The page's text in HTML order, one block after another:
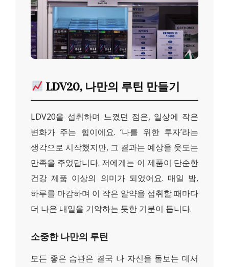
LDV20, 나만의 루틴 만들기
LDV20을 섭취하며 느꼈던 점은, 일상에 작은
변화가 주는 힘이에요. ‘나를 위한 투자’라는
생각으로 시작했지만, 그 결과는 예상을 웃도는
만족을 주었답니다. 저에게는 이 제품이 단순한
건강 제품 이상의 의미가 되었어요. 매일 밤,
하루를 마감하며 이 작은 알약을 섭취할 때마다
더 나은 내일을 기약하는 듯한 기분이 듭니다.
소중한 나만의 루틴
모든 좋은 습관은 결국 나 자신을 돌보는 데서